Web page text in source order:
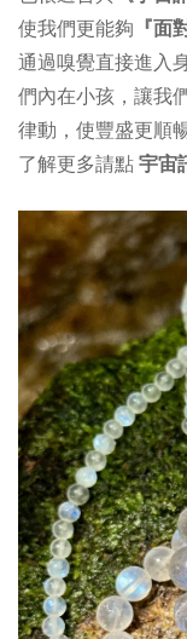
使我們更能夠 『面
通過嗅覺直接進入
們內在小孩，讓我
律動， 使豐盛更順
了解更多請點宇宙